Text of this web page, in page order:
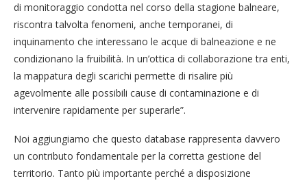
di monitoraggio condotta nel corso della stagione balneare,
riscontra talvolta fenomeni, anche temporanei, di
inquinamento che interessano le acque di balneazione e ne
condizionano la fruibilità. In un’ottica di collaborazione tra enti,
la mappatura degli scarichi permette di risalire più
agevolmente alle possibili cause di contaminazione e di
intervenire rapidamente per superarle”.
Noi aggiungiamo che questo database rappresenta davvero
un contributo fondamentale per la corretta gestione del
territorio. Tanto più importante perché a disposizione